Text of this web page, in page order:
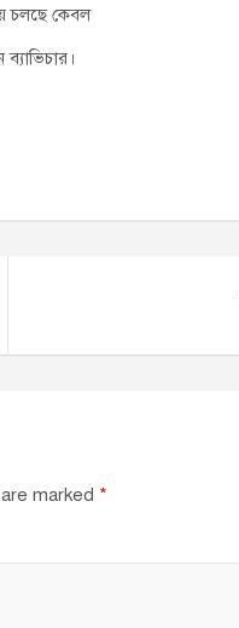
চলছে কেবল
ব্যাভিচার।
marked *